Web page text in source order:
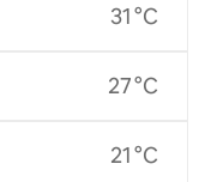
31 °C
27 °C
21 °C